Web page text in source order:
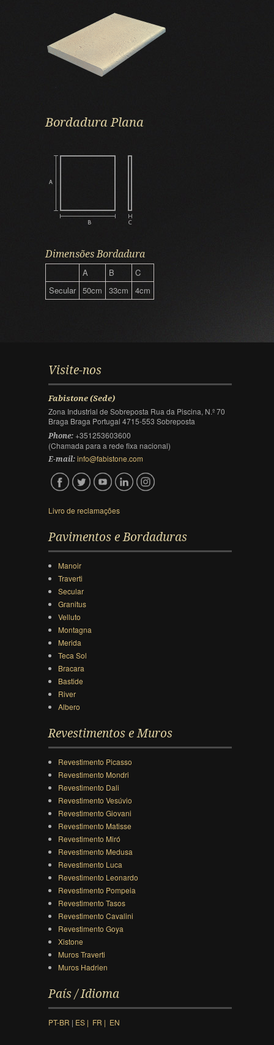
Bordadura Plana
Dimensões Bordadura
A
B
C
Secular 50cm 33cm 4cm
Visite-nos
Fabistone (Sede)
Zona Industrial de Sobreposta Rua da Piscina, N.º 70
Braga Braga Portugal 4715-553 Sobreposta
Phone:+351253603600
(Chamada para a rede fixa nacional)
E-mail: info@fabistone.com
Livro de reclamações
Pavimentos e Bordaduras
Manoir
Traverti
Secular
Granitus
Velluto
Montagna
Merida
Teca Sol
Bracara
Bastide
River
Albero
Revestimentos e Muros
Revestimento Picasso
Revestimento Mondri
Revestimento Dali
Revestimento Vesúvio
Revestimento Giovani
Revestimento Matisse
Revestimento Miró
Revestimento Medusa
Revestimento Luca
Revestimento Leonardo
Revestimento Pompeia
Revestimento Tasos
Revestimento Cavalini
Revestimento Goya
Xistone
Muros Traverti
Muros Hadrien
País / Idioma
PT-BR | ES | FR | EN